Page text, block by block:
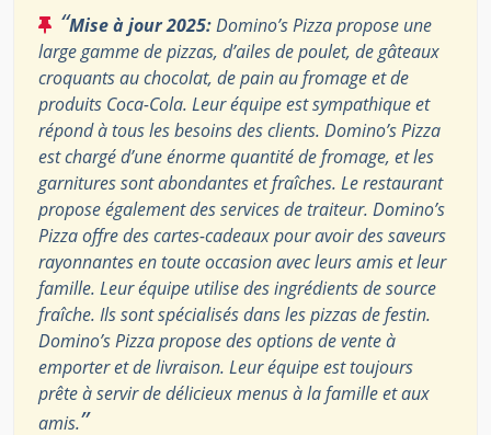
“Mise à jour 2025:Domino’s Pizza propose une
large gamme de pizzas, d’ailes de poulet, de gâteaux
croquants au chocolat, de pain au fromage et de
produits Coca-Cola. Leur équipe est sympathique et
répond à tous les besoins des clients. Domino’s Pizza
est chargé d’une énorme quantité de fromage, et les
garnitures sont abondantes et fraîches. Le restaurant
propose également des services de traiteur. Domino’s
Pizza offre des cartes-cadeaux pour avoir des saveurs
rayonnantes en toute occasion avec leurs amis et leur
famille. Leur équipe utilise des ingrédients de source
fraîche. Ils sont spécialisés dans les pizzas de festin.
Domino’s Pizza propose des options de vente à
emporter et de livraison. Leur équipe est toujours
prête à servir de délicieux menus à la famille et aux
amis.”